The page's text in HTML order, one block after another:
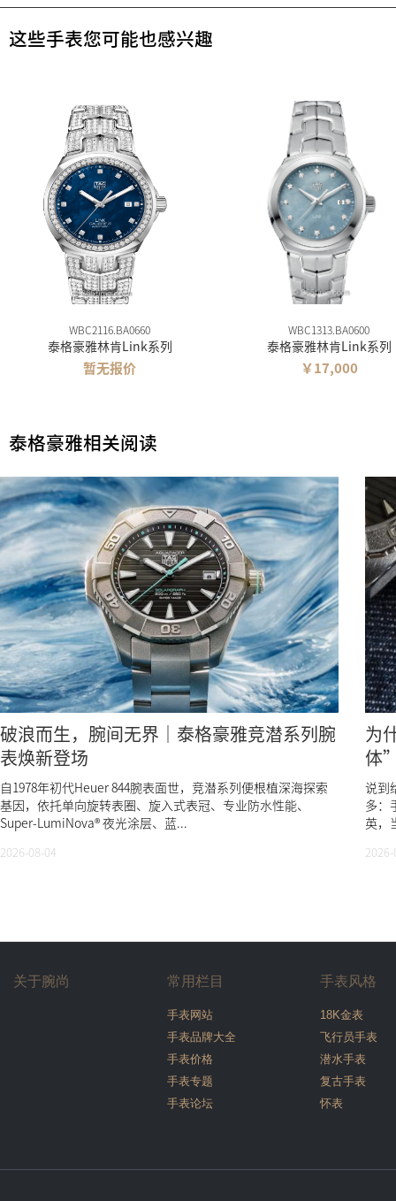
这些手表您可能也感兴趣
WBC2116.BA0660
泰格豪雅林肯Link系列
暂无报价
WBC1313.BA0600
泰格豪雅林肯Link系列
￥17,000
泰格豪雅相关阅读
破浪而生，腕间无界｜泰格豪雅竞潜系列腕
表焕新登场
自1978年初代Heuer 844腕表面世，竞潜系列便根植深海探索
基因，依托单向旋转表圈、旋入式表冠、专业防水性能、
Super-LumiNova® 夜光涂层、蓝...
2026-08-04
为
体
说到
多：
英，
关于腕尚 常用栏目
手表网站
手表品牌大全
手表价格
手表专题
手表论坛
手表风格
18K金表
飞行员手表
潜水手表
复古手表
怀表